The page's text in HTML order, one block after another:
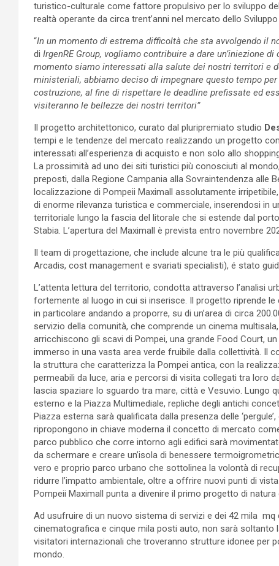
turistico-culturale come fattore propulsivo per lo sviluppo
realtà operante da circa trent’anni nel mercato dello
“In un momento di estrema difficoltà che sta avvolgendo il
di IrgenRE Group, vogliamo contribuire a dare un’iniezione
momento siamo interessati alla salute dei nostri territori e
ministeriali, abbiamo deciso di impegnare questo tempo
costruzione, al fine di rispettare le deadline prefissate ed
visiteranno le bellezze dei nostri territori”
Il progetto architettonico, curato dal pluripremiato studio
tempi e le tendenze del mercato realizzando un progetto
interessati all’esperienza di acquisto e non solo allo
La prossimità ad uno dei siti turistici più conosciuti al
preposti, dalla Regione Campania alla Sovraintendenza alle
localizzazione di Pompeii Maximall assolutamente
di enorme rilevanza turistica e commerciale, inserendosi in
territoriale lungo la fascia del litorale che si estende dal
Stabia. L’apertura del Maximall è prevista entro novembre
Il team di progettazione, che include alcune tra le più
Arcadis, cost management e svariati specialisti), é stato
L’attenta lettura del territorio, condotta attraverso l’analisi
fortemente al luogo in cui si inserisce. Il progetto riprende
in particolare andando a proporre, su di un’area di circa
servizio della comunità, che comprende un cinema
arricchiscono gli scavi di Pompei, una grande Food Court,
immerso in una vasta area verde fruibile dalla collettività. Il
la struttura che caratterizza la Pompei antica, con la
permeabili da luce, aria e percorsi di visita collegati tra loro
lascia spaziare lo sguardo tra mare, città e Vesuvio. Lungo
esterno e la Piazza Multimediale, repliche degli antichi
Piazza esterna sarà qualificata dalla presenza delle
ripropongono in chiave moderna il concetto di mercato
parco pubblico che corre intorno agli edifici sarà
da schermare e creare un’isola di benessere
vero e proprio parco urbano che sottolinea la volontà di
ridurre l’impatto ambientale, oltre a offrire nuovi punti di
Pompeii Maximall punta a divenire il primo progetto di
Ad usufruire di un nuovo sistema di servizi e dei 42 mila
cinematografica e cinque mila posti auto, non sarà
visitatori internazionali che troveranno strutture idonee per
mondo.